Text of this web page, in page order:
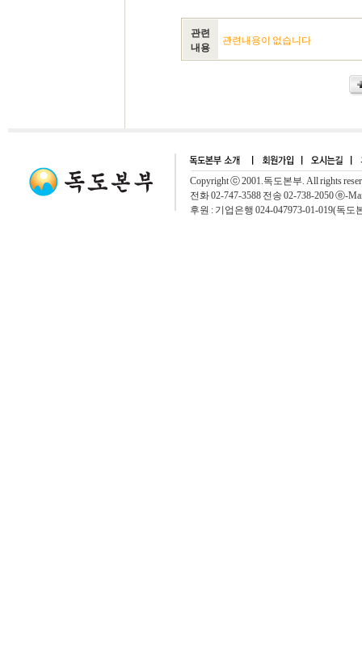
관련
내용
관련내용이 없습니다
Copyright ⓒ 2001.독도본부. All rights
전화 02-747-3588 전송 02-738-2050 ⓔ-
후원 : 기업은행 024-047973-01-019(독도